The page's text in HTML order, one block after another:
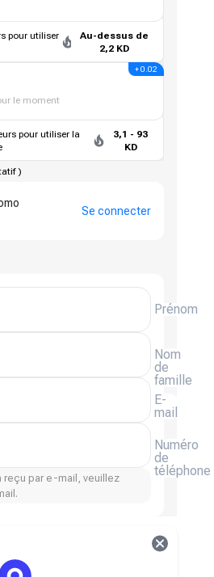
pour utiliser
Au-dessus de
2,2 KD
le moment
+ 0.02
pour utiliser la
3,1 - 93
KD
)
Se connecter
Prénom
Nom
de
famille
E-
mail
Numéro
de
téléphone
reçu par e-mail, veuillez